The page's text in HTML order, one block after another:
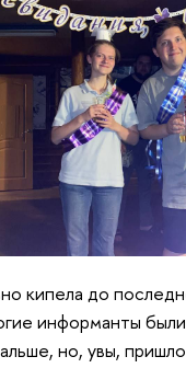
кипела до
информанты
но, увы,